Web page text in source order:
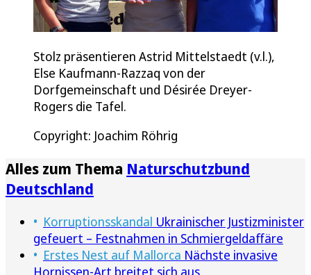
Stolz präsentieren Astrid Mittelstaedt (v.l.),
Else Kaufmann-Razzaq von der
Dorfgemeinschaft und Désirée Dreyer-
Rogers die Tafel.
Copyright: Joachim Röhrig
Alles zum Thema Naturschutzbund
Deutschland
Korruptionsskandal Ukrainischer Justizminister
gefeuert – Festnahmen in Schmiergeldaffäre
Erstes Nest auf Mallorca Nächste invasive
Hornissen-Art breitet sich aus